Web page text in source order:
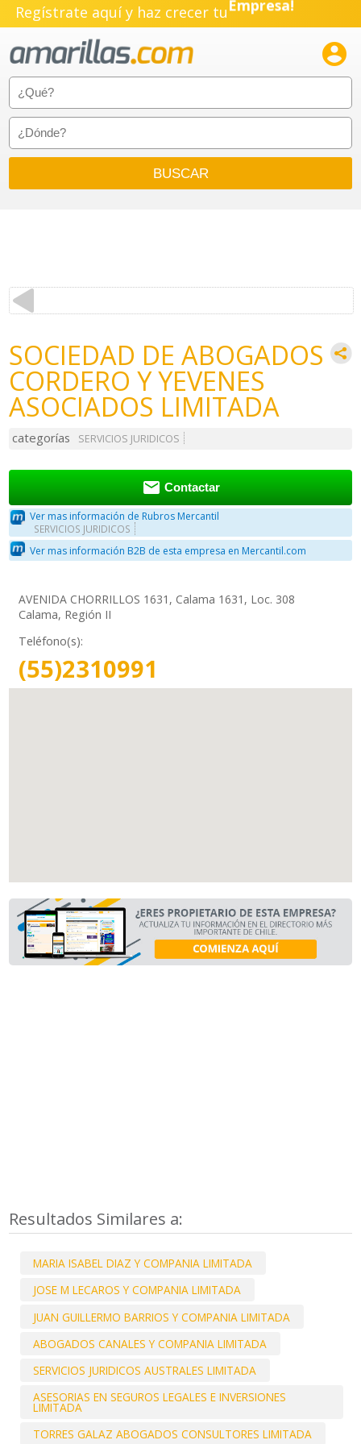
Regístrate aquí y haz crecer tuNegocio!
Emprendimiento!

SOCIEDAD DE ABOGADOS
CORDERO Y YEVENES
ASOCIADOS LIMITADA
categorías SERVICIOS JURIDICOS
 Contactar
Ver mas información de Rubros Mercantil
SERVICIOS JURIDICOS
Ver mas información B2B de esta empresa en Mercantil.com
AVENIDA CHORRILLOS 1631, Calama 1631, Loc. 308
Calama, Región II
Teléfono(s):
(55)2310991
Resultados Similares a:
MARIA ISABEL DIAZ Y COMPANIA LIMITADA
JOSE M LECAROS Y COMPANIA LIMITADA
JUAN GUILLERMO BARRIOS Y COMPANIA LIMITADA
ABOGADOS CANALES Y COMPANIA LIMITADA
SERVICIOS JURIDICOS AUSTRALES LIMITADA
ASESORIAS EN SEGUROS LEGALES E INVERSIONES
LIMITADA
TORRES GALAZ ABOGADOS CONSULTORES LIMITADA